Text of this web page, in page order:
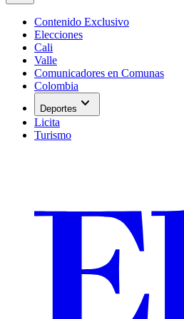
Contenido Exclusivo
Elecciones
Cali
Valle
Comunicadores en Comunas
Colombia
Deportes expand_more
Licita
Turismo